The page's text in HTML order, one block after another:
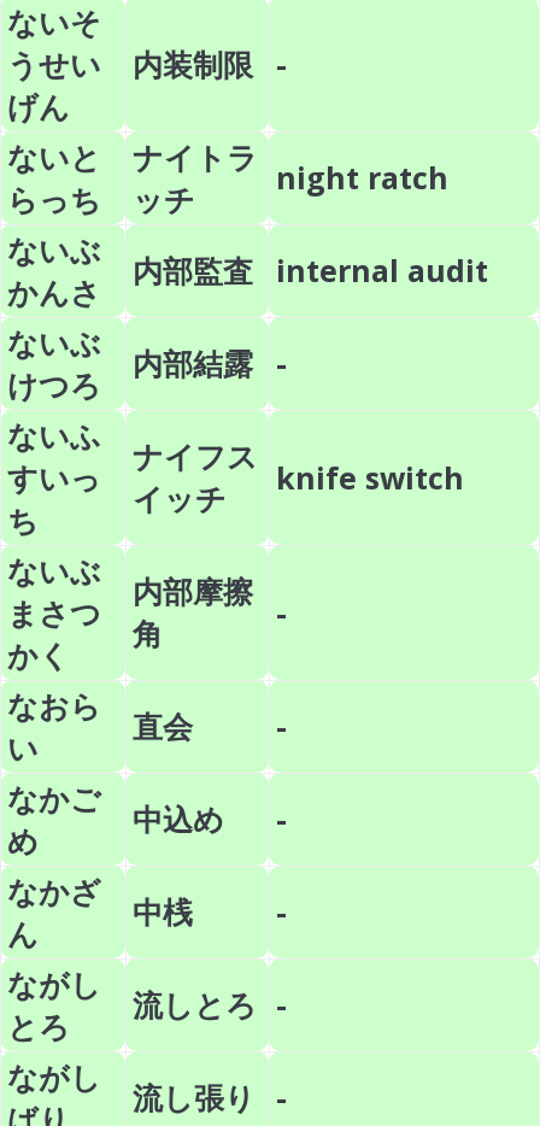
ないそ
うせい
げん
内装制限 -
ないと
らっち
ナイトラ
ッチ
night ratch
ないぶ
かんさ
内部監査
internal audit
ないぶ
けつろ
内部結露 -
ないふ
すいっ
ち
ナイフス
イッチ
knife switch
ないぶ
まさつ
かく
内部摩擦
角
-
なおら
い
直会
-
なかご
め
中込め
-
なかざ
ん
中桟
-
ながし
とろ
流しとろ -
ながし
流し張り
-